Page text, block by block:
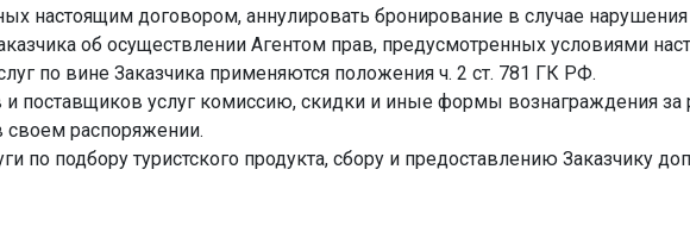
настоящим договором, аннулировать бронирование в случае
об осуществлении Агентом прав, предусмотренных условиями
по вине Заказчика применяются положения ч. 2 ст. 781 ГК РФ.
и поставщиков услуг комиссию, скидки и иные формы вознаграждения за
своем распоряжении.
по подбору туристского продукта, сбору и предоставлению Заказчику